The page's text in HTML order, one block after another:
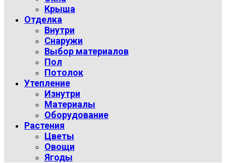
Крыша
Отделка
Внутри
Снаружи
Выбор материалов
Пол
Потолок
Утепление
Изнутри
Материалы
Оборудование
Растения
Цветы
Овощи
Ягоды